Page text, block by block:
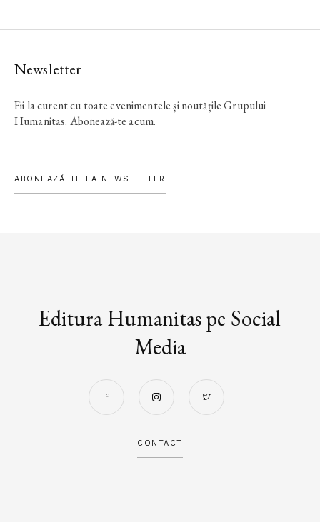
Newsletter
Fii la curent cu toate evenimentele și noutățile Grupului
Humanitas. Abonează-te acum.
ABONEAZĂ-TE LA NEWSLETTER
Editura Humanitas pe Social
Media
CONTACT